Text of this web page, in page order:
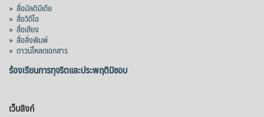
» สื่อมัลติมีเดีย
» สื่อวิดีโอ
» สื่อเสียง
» สื่อสิ่งพิมพ์
» ดาวน์โหลดเอกสาร
ร้องเรียนการทุจริตและประพฤติมิชอบ
เว็บลิงก์